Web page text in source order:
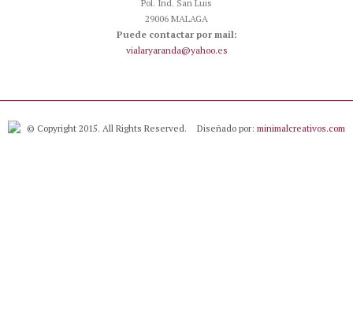
Pol. Ind. San Luis
29006 MALAGA
Puede contactar por mail:
vialaryaranda@yahoo.es
© Copyright 2015. All Rights Reserved. Diseñado por: minimalcreativos.com